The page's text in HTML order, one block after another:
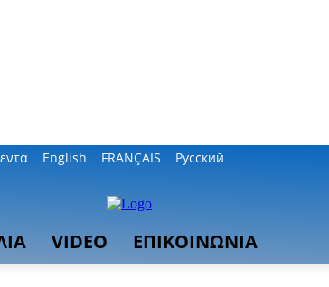
English FRANÇAIS Русский
VIDEO ΕΠΙΚΟΙΝΩΝΙΑ